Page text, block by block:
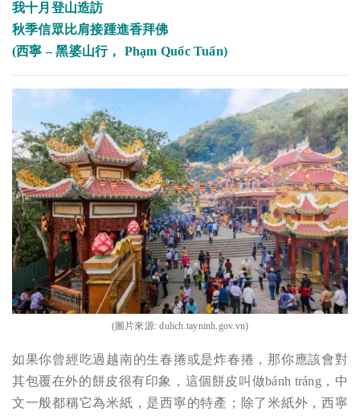
我十月登山造訪
秋季信眾比肩接踵進香拜佛
(西寧 – 黑婆山行，
Phạm Quốc Tuấn)
(圖片來源: dulich.tayninh.gov.vn)
如果你曾經吃過越南的生春捲或是炸春捲，那你應該會對
其包覆在外的餅皮很有印象，這個餅皮叫做bánh tráng，中
文一般都稱它為米紙，是西寧的特產；除了米紙外，西寧